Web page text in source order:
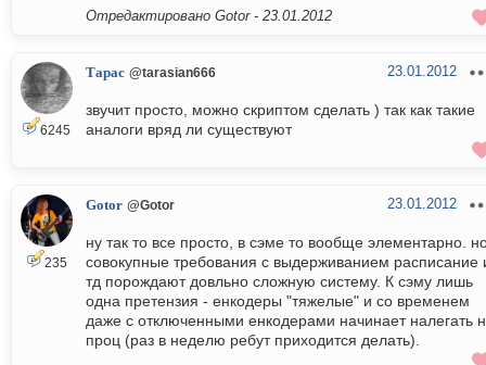
Отредактировано Gotor - 23.01.2012
6245
Тарас @tarasian666 23.01.2012
звучит просто, можно скриптом сделать ) так как такие
аналоги вряд ли существуют
235
Gotor @Gotor 23.01.2012
ну так то все просто, в сэме то вообще элементарно.
совокупные требования с выдерживанием расписание
тд порождают довльно сложную систему. К сэму лишь
одна претензия - енкодеры "тяжелые" и со временем
даже с отключенными енкодерами начинает налегать
проц (раз в неделю ребут приходится делать).